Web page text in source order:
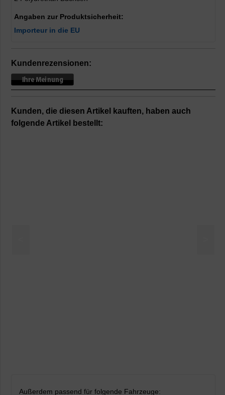
Angaben zur Produktsicherheit:
Importeur in die EU
Kundenrezensionen:
Kunden, die diesen Artikel kauften, haben auch
folgende Artikel bestellt:
Außerdem passend für folgende Fahrzeuge: